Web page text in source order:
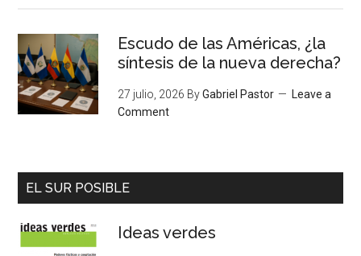
Escudo de las Américas, ¿la
síntesis de la nueva derecha?
27 julio, 2026 ByGabriel Pastor
Leave a
Comment
EL SUR POSIBLE
Ideas verdes